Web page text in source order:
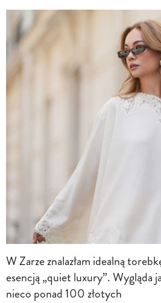
W Zarze znalazłam idealną
esencją „quiet luxury”. Wygląda
nieco ponad 100 złotych